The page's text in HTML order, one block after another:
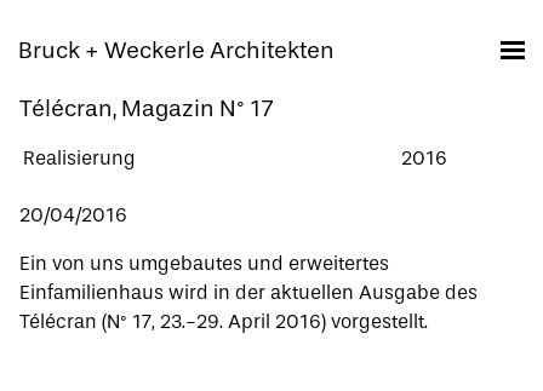
Bruck + Weckerle Architekten
Télécran, Magazin N° 17
Realisierung 2016
20/04/2016
Ein von uns umgebautes und erweitertes
Einfamilienhaus wird in der aktuellen Ausgabe des
Télécran (N° 17, 23.-29. April 2016) vorgestellt.